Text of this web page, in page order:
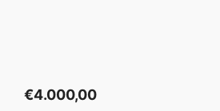
€4.000,00